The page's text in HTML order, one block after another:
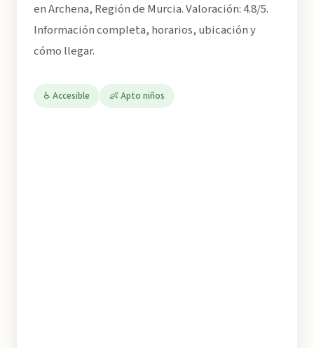
en Archena, Región de Murcia. Valoración: 4.8/5.
Información completa, horarios, ubicación y
cómo llegar.
♿ Accesible 👶 Apto niños